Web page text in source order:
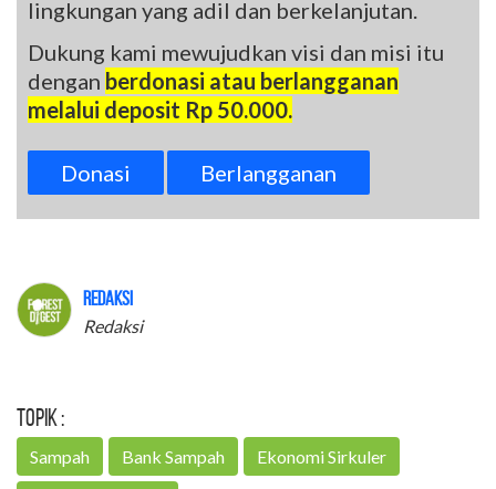
lingkungan yang adil dan berkelanjutan.
Dukung kami mewujudkan visi dan misi itu
dengan berdonasi atau berlangganan
melalui deposit Rp 50.000.
Donasi Berlangganan
Redaksi
Redaksi
Topik :
Sampah Bank Sampah Ekonomi Sirkuler